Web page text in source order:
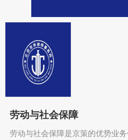
劳动与社会保障
劳动与社会保障是京策的优势业